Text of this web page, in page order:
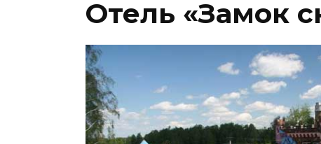
Отель «Замок